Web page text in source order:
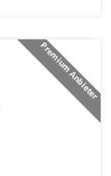
Premium Anbieter